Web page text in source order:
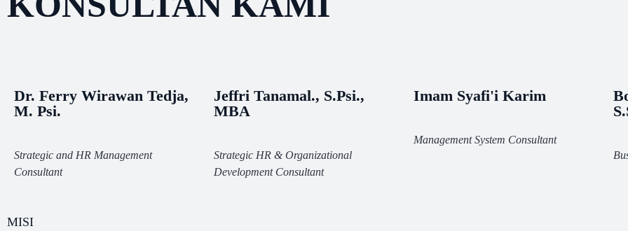
Dr. Ferry Wirawan Tedja,
M. Psi.
Strategic and HR Management
Consultant
Jeffri Tanamal., S.Psi.,
MBA
Strategic HR & Organizational
Development Consultant
Imam Syafi'i Karim
Management System Consultant
MISI